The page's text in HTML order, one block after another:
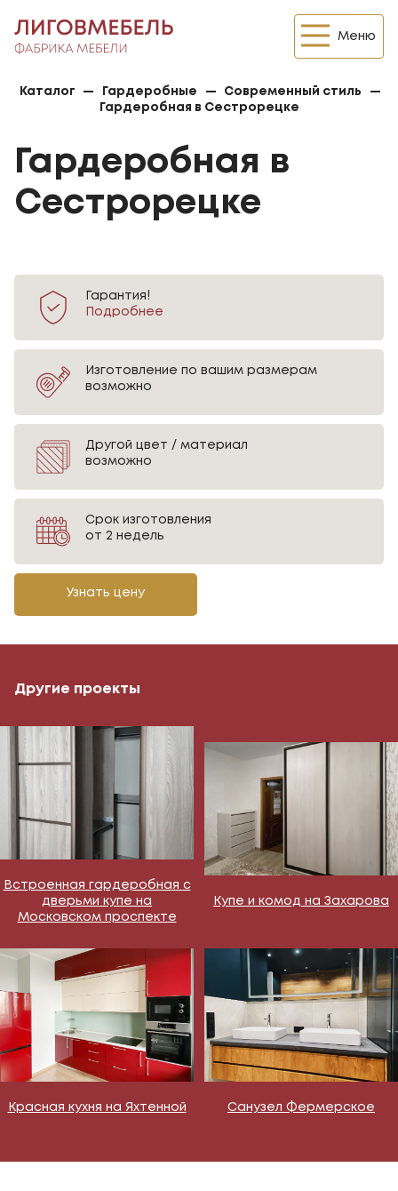
Меню
Каталог — Гардеробные — Современный стиль
—
Гардеробная в Сестрорецке
Гардеробная в
Сестрорецке
Гарантия!
Подробнее
Изготовление по вашим размерам
возможно
Другой цвет / материал
возможно
Срок изготовления
от 2 недель
Узнать цену
Другие проекты
Встроенная гардеробная с
дверьми купе на
Московском проспекте
Купе и комод на Захарова
Красная кухня на Яхтенной Санузел Фермерское